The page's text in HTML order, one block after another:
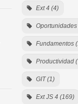
Ext 4 (4)
Oportunidades
Fundamentos
Productividad
GIT (1)
Ext JS 4 (169)